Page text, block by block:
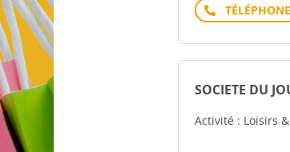
Téléphone
SOCIETE DU
Activité : Loisirs